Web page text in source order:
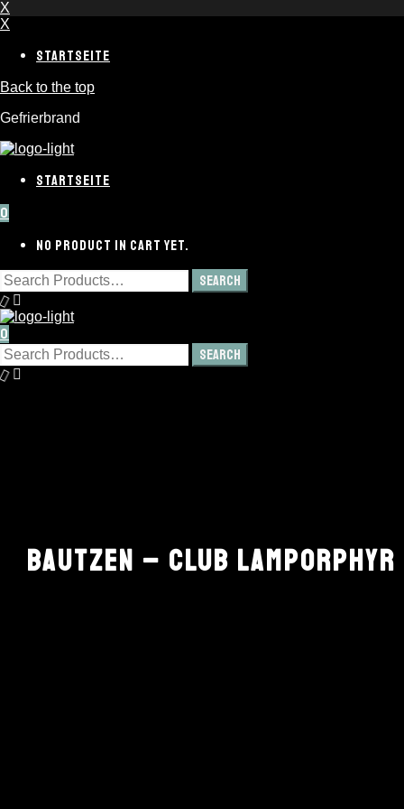
X
X
STARTSEITE
Back to the top
Gefrierbrand
STARTSEITE
0
NO PRODUCT IN CART YET.
0
BAUTZEN – CLUB LAMPORPHYR